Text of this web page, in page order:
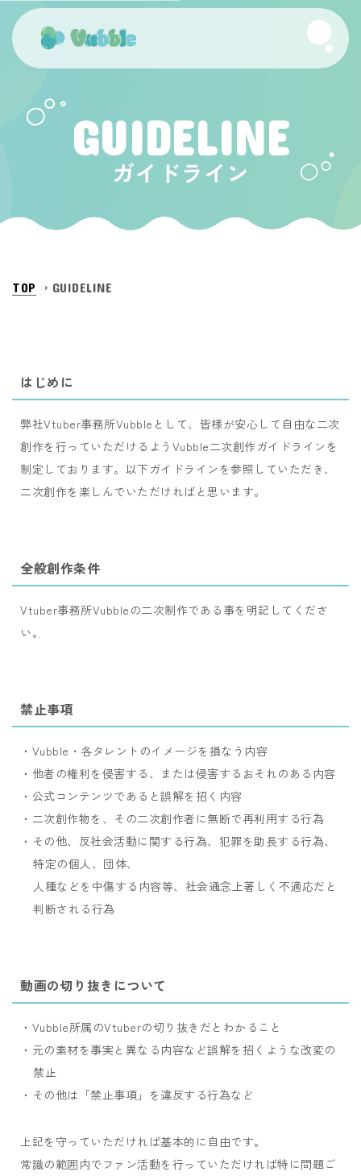
GUIDELINE
ガイドライン
TOP GUIDELINE
はじめに
弊社Vtuber事務所Vubbleとして、皆様が安心して自由な二次
創作を行っていただけるようVubble二次創作ガイドラインを
制定しております。以下ガイドラインを参照していただき、
二次創作を楽しんでいただければと思います。
全般創作条件
Vtuber事務所Vubbleの二次制作である事を明記してくださ
い。
禁止事項
・Vubble・各タレントのイメージを損なう内容
・他者の権利を侵害する、または侵害するおそれのある内容
・公式コンテンツであると誤解を招く内容
・二次創作物を、その二次創作者に無断で再利用する行為
・その他、反社会活動に関する行為、犯罪を助長する行為、
特定の個人、団体、
人種などを中傷する内容等、社会通念上著しく不適応だと
判断される行為
動画の切り抜きについて
・Vubble所属のVtuberの切り抜きだとわかること
・元の素材を事実と異なる内容など誤解を招くような改変の
禁止
・その他は「禁止事項」を違反する行為など
上記を守っていただければ基本的に自由です。
常識の範囲内でファン活動を行っていただければ特に問題ご